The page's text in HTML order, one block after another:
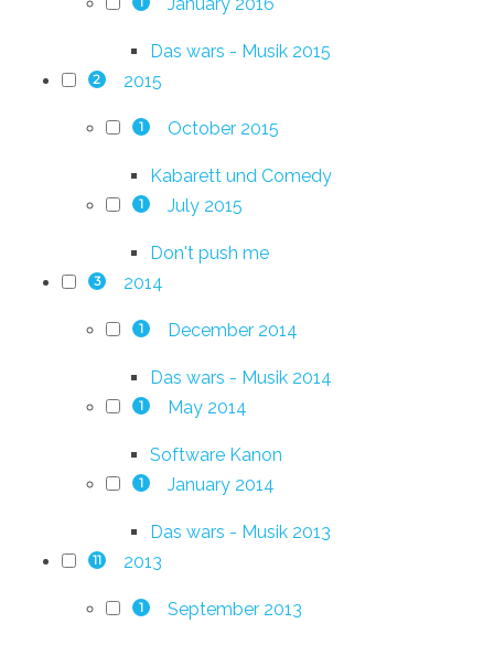
January 2016
Das wars - Musik 2015
2 2015
1 October 2015
Kabarett und Comedy
1 July 2015
Don't push me
3 2014
1 December 2014
Das wars - Musik 2014
1 May 2014
Software Kanon
1 January 2014
Das wars - Musik 2013
11 2013
1 September 2013